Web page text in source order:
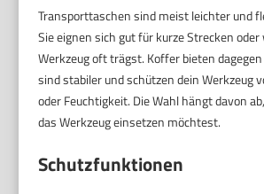
Transporttaschen sind meist leichter und
Sie eignen sich gut für kurze Strecken oder
Werkzeug oft trägst. Koffer bieten
sind stabiler und schützen dein Werkzeug
oder Feuchtigkeit. Die Wahl hängt davon
das Werkzeug einsetzen möchtest.
Schutzfunktionen